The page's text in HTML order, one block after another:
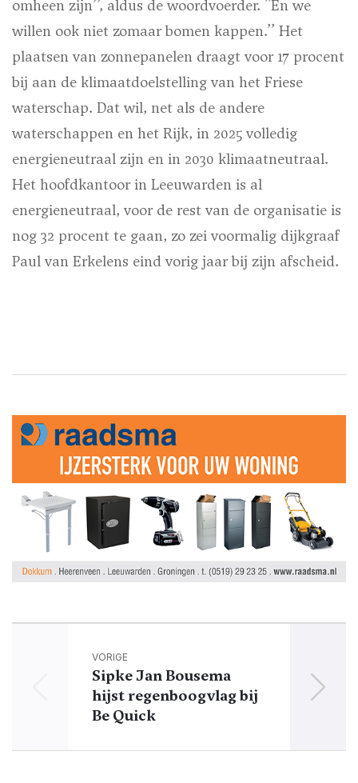
omheen zijn’’, aldus de woordvoerder. ''En we
willen ook niet zomaar bomen kappen.’’ Het
plaatsen van zonnepanelen draagt voor 17 procent
bij aan de klimaatdoelstelling van het Friese
waterschap. Dat wil, net als de andere
waterschappen en het Rijk, in 2025 volledig
energieneutraal zijn en in 2030 klimaatneutraal.
Het hoofdkantoor in Leeuwarden is al
energieneutraal, voor de rest van de organisatie is
nog 32 procent te gaan, zo zei voormalig dijkgraaf
Paul van Erkelens eind vorig jaar bij zijn afscheid.
VORIGE
Sipke Jan Bousema
hijst regenboogvlag bij
Be Quick